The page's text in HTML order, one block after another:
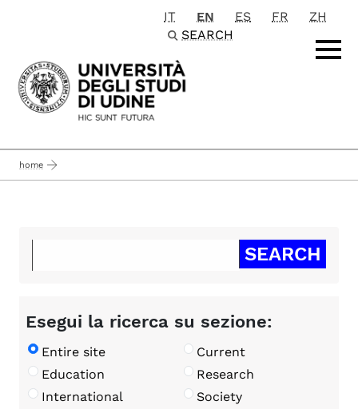
Passa al contenuto principale
IT EN ES FR
ZH
SEARCH
home
Esegui la ricerca su sezione:
Entire site
Current
Education
Research
International
Society